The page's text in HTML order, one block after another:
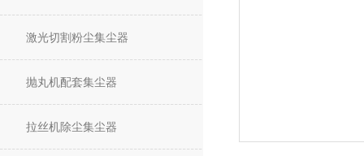
激光切割粉尘集尘器
抛丸机配套集尘器
拉丝机除尘集尘器